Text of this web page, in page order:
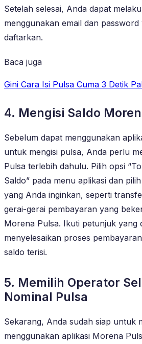
Setelah selesai, Anda dapat
menggunakan email dan
daftarkan.
Baca juga
Gini Cara Isi Pulsa Cuma 3 Detik
4. Mengisi Saldo
Sebelum dapat menggunakan
untuk mengisi pulsa, Anda perlu
Pulsa terlebih dahulu. Pilih opsi
Saldo” pada menu aplikasi dan
yang Anda inginkan, seperti
gerai-gerai pembayaran yang
Morena Pulsa. Ikuti petunjuk yang
menyelesaikan proses
saldo terisi.
5. Memilih Operator
Nominal Pulsa
Sekarang, Anda sudah siap untuk
menggunakan aplikasi Morena